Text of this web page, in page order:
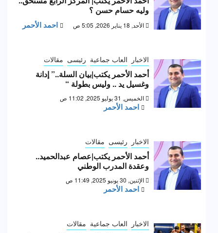
وليه حسام حسن ؟
الأحد, 18 يناير 2026, 5:05 ص احمد الأحمر
الاخبار العاب جماعية رئيسى مقالات
أحمد الأحمر يكتب|بيان السلة..” إدانة
وغسيل يد .. وليس بطولة “
الخميس, 31 يوليو 2025, 11:02 ص
احمد الأحمر
الاخبار رئيسى مقالات
أحمد الأحمر يكتب|عصام عبدالحميد..
وعقدة المدرب الوطني
الإثنين, 30 يونيو 2025, 11:49 ص
احمد الأحمر
الاخبار العاب جماعية مقالات